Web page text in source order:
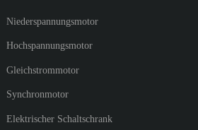
Niederspannungsmotor
Hochspannungsmotor
Gleichstrommotor
Synchronmotor
Elektrischer Schaltschrank